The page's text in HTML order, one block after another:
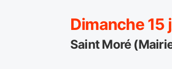
Dimanche
Saint Moré